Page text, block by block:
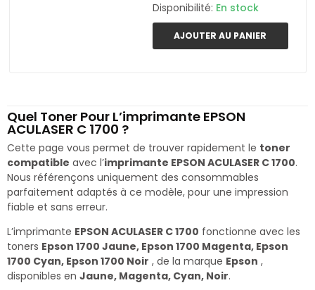
Disponibilité: En stock
AJOUTER AU PANIER
Quel Toner Pour L’imprimante EPSON
ACULASER C 1700 ?
Cette page vous permet de trouver rapidement le toner
compatible avec l’imprimante EPSON ACULASER C 1700.
Nous référençons uniquement des consommables
parfaitement adaptés à ce modèle, pour une impression
fiable et sans erreur.
L’imprimante EPSON ACULASER C 1700 fonctionne avec les
toners Epson 1700 Jaune, Epson 1700 Magenta, Epson
1700 Cyan, Epson 1700 Noir , de la marque Epson ,
disponibles en Jaune, Magenta, Cyan, Noir.